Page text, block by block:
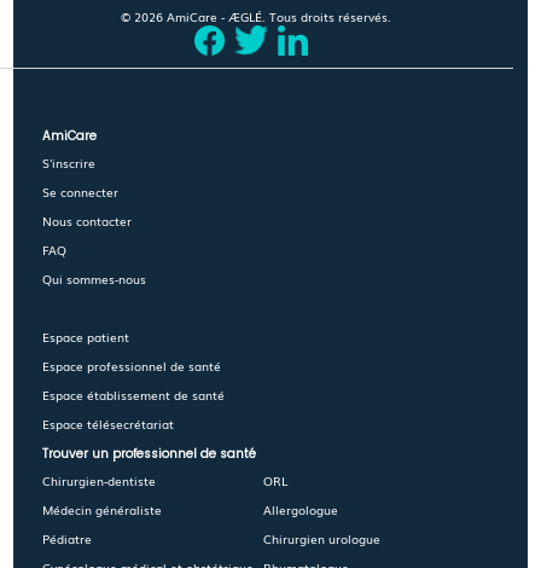
© 2026 AmiCare - ÆGLÉ. Tous droits réservés.
AmiCare
S'inscrire
Se connecter
Nous contacter
FAQ
Qui sommes-nous
Espace patient
Espace professionnel de santé
Espace établissement de santé
Espace télésecrétariat
Trouver un professionnel de santé
Chirurgien-dentiste
Médecin généraliste
Pédiatre
ORL
Allergologue
Chirurgien urologue